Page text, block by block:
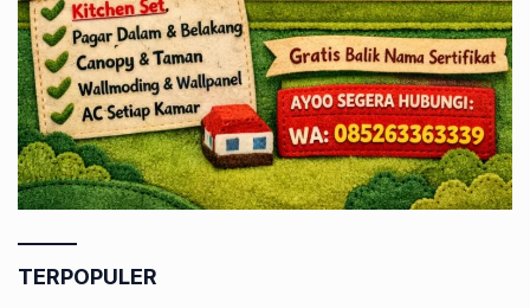
TERPOPULER